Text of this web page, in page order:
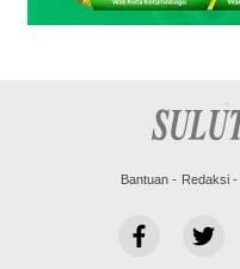
Bantuan Redaksi